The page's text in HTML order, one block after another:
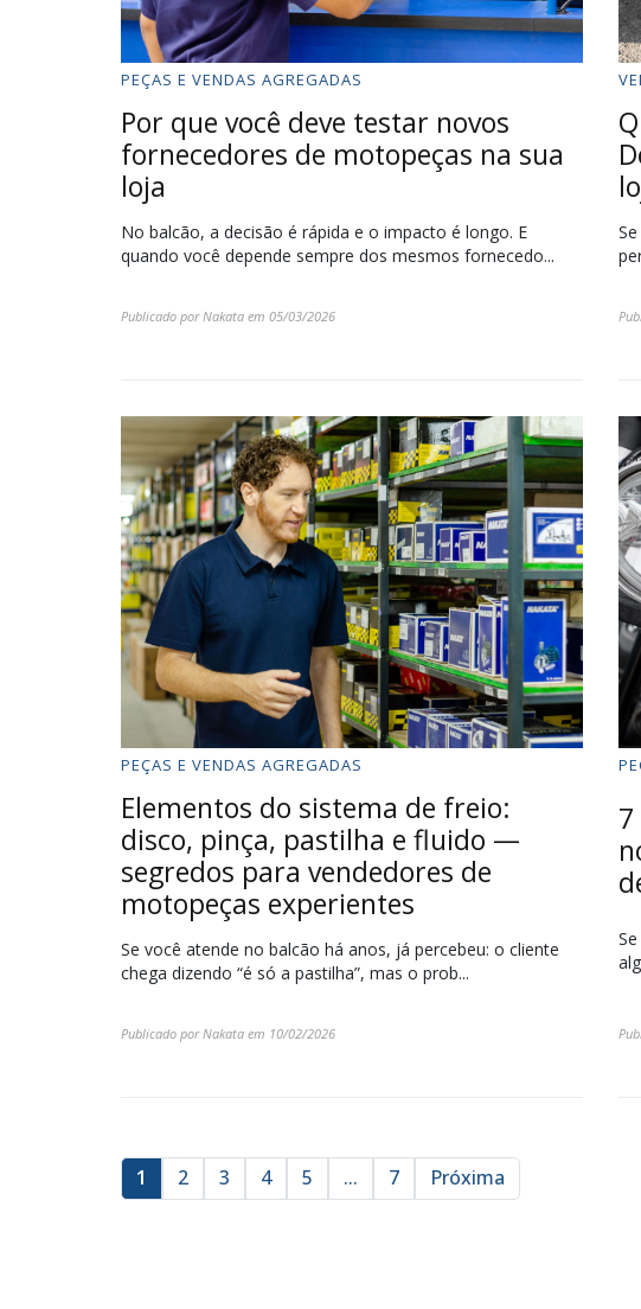
PEÇAS E VENDAS AGREGADAS
Por que você deve testar novos
fornecedores de motopeças na sua
loja
No balcão, a decisão é rápida e o impacto é longo. E
quando você depende sempre dos mesmos fornecedo...
Publicado porNakata em 05/03/2026
PEÇAS E VENDAS AGREGADAS
Elementos do sistema de freio:
disco, pinça, pastilha e fluido —
segredos para vendedores de
motopeças experientes
Se você atende no balcão há anos, já percebeu: o cliente
chega dizendo “é só a pastilha”, mas o prob...
Publicado porNakata em 10/02/2026
1 2 3 4 5 ... 7 Próxima